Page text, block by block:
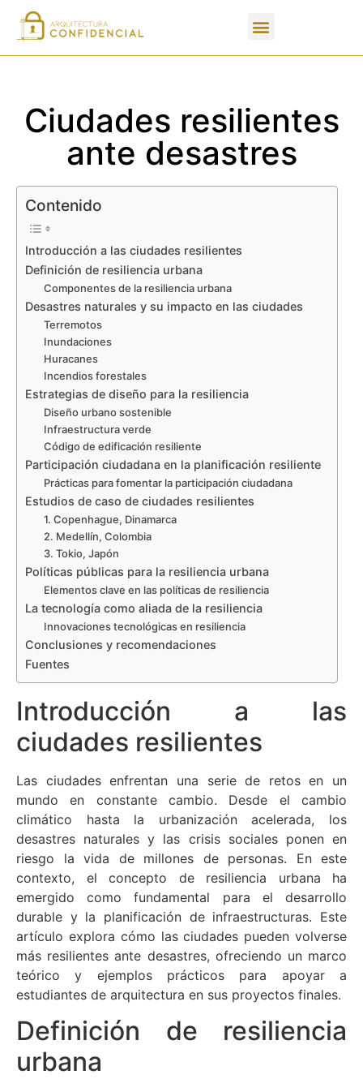
Ciudades resilientes
ante desastres
Contenido
Introducción a las ciudades resilientes
Definición de resiliencia urbana
Componentes de la resiliencia urbana
Desastres naturales y su impacto en las ciudades
Terremotos
Inundaciones
Huracanes
Incendios forestales
Estrategias de diseño para la resiliencia
Diseño urbano sostenible
Infraestructura verde
Código de edificación resiliente
Participación ciudadana en la planificación resiliente
Prácticas para fomentar la participación ciudadana
Estudios de caso de ciudades resilientes
1. Copenhague, Dinamarca
2. Medellín, Colombia
3. Tokio, Japón
Políticas públicas para la resiliencia urbana
Elementos clave en las políticas de resiliencia
La tecnología como aliada de la resiliencia
Innovaciones tecnológicas en resiliencia
Conclusiones y recomendaciones
Fuentes
Introducción a las
ciudades resilientes
Las ciudades enfrentan una serie de retos en un
mundo en constante cambio. Desde el cambio
climático hasta la urbanización acelerada, los
desastres naturales y las crisis sociales ponen en
riesgo la vida de millones de personas. En este
contexto, el concepto de resiliencia urbana ha
emergido como fundamental para el desarrollo
durable y la planificación de infraestructuras. Este
artículo explora cómo las ciudades pueden volverse
más resilientes ante desastres, ofreciendo un marco
teórico y ejemplos prácticos para apoyar a
estudiantes de arquitectura en sus proyectos finales.
Definición de resiliencia
urbana